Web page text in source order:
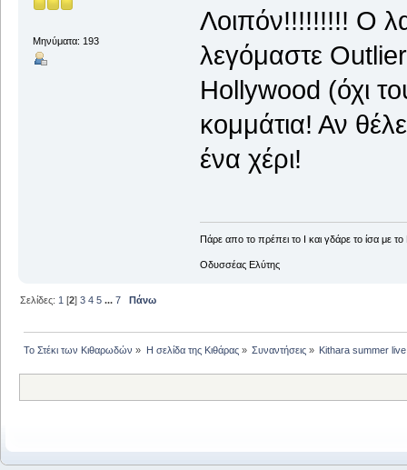
Μηνύματα: 193
Λοιπόν!!!!!!!!! Ο
λεγόμαστε
Hollywood (όχι
κομμάτια! Αν
ένα χέρι!
Πάρε απο το πρέπει το Ι και γδάρε το ίσα με
Οδυσσέας Ελύτης
Σελίδες: 1 [2]3 4 5 ...7 Πάνω
Το Στέκι των Κιθαρωδών » Η σελίδα της Κιθάρας» Συναντήσεις» Kithara summer